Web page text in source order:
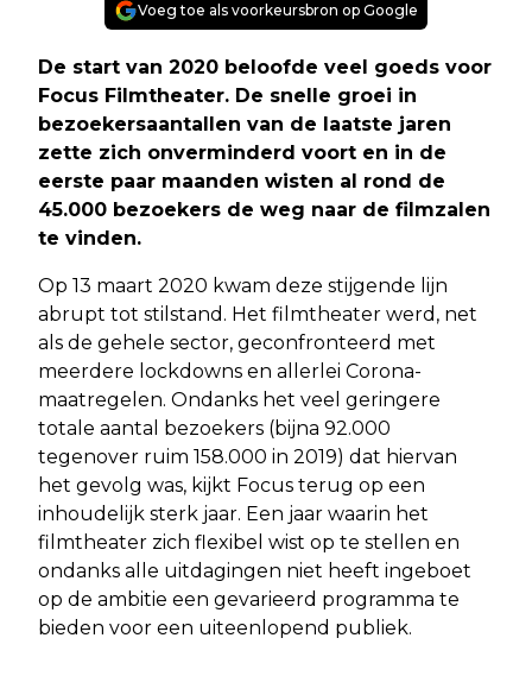
Voeg toe als voorkeursbron op Google
De start van 2020 beloofde veel goeds voor
Focus Filmtheater. De snelle groei in
bezoekersaantallen van de laatste jaren
zette zich onverminderd voort en in de
eerste paar maanden wisten al rond de
45.000 bezoekers de weg naar de filmzalen
te vinden.
Op 13 maart 2020 kwam deze stijgende lijn
abrupt tot stilstand. Het filmtheater werd, net
als de gehele sector, geconfronteerd met
meerdere lockdowns en allerlei Corona-
maatregelen. Ondanks het veel geringere
totale aantal bezoekers (bijna 92.000
tegenover ruim 158.000 in 2019) dat hiervan
het gevolg was, kijkt Focus terug op een
inhoudelijk sterk jaar. Een jaar waarin het
filmtheater zich flexibel wist op te stellen en
ondanks alle uitdagingen niet heeft ingeboet
op de ambitie een gevarieerd programma te
bieden voor een uiteenlopend publiek.